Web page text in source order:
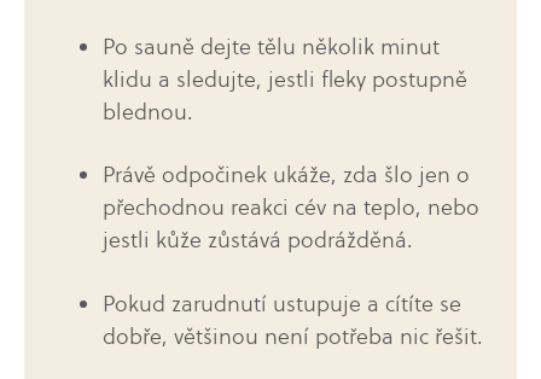
Po sauně dejte tělu několik minut
klidu a sledujte, jestli fleky postupně
blednou.
Právě odpočinek ukáže, zda šlo jen o
přechodnou reakci cév na teplo, nebo
jestli kůže zůstává podrážděná.
Pokud zarudnutí ustupuje a cítíte se
dobře, většinou není potřeba nic řešit.